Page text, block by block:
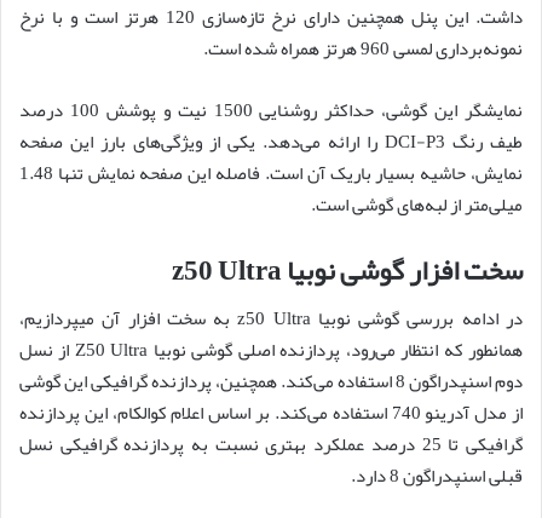
داشت. این پنل همچنین دارای نرخ تازه‌سازی 120 هرتز است و با نرخ
نمونه‌برداری لمسی 960 هرتز همراه شده است.
نمایشگر این گوشی، حداکثر روشنایی 1500 نیت و پوشش 100 درصد
طیف رنگ DCI-P3 را ارائه می‌دهد. یکی از ویژگی‌های بارز این صفحه
نمایش، حاشیه بسیار باریک آن است. فاصله این صفحه نمایش تنها 1.48
میلی‌متر از لبه‌های گوشی است.
سخت افزار گوشی نوبیا z50 Ultra
در ادامه بررسی گوشی نوبیا z50 Ultra به سخت افزار آن میپردازیم،
همانطور که انتظار می‌رود، پردازنده اصلی گوشی نوبیا Z50 Ultra از نسل
دوم اسنپدراگون 8 استفاده می‌کند. همچنین، پردازنده گرافیکی این گوشی
از مدل آدرینو 740 استفاده می‌کند. بر اساس اعلام کوالکام، این پردازنده
گرافیکی تا 25 درصد عملکرد بهتری نسبت به پردازنده گرافیکی نسل
قبلی اسنپدراگون 8 دارد.